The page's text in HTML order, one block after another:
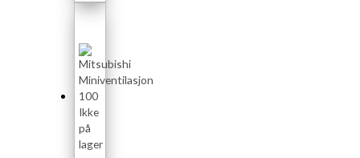
Ikke
på
lager